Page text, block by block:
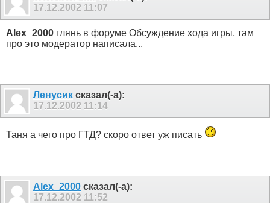
17.12.2002 11:07
Alex_2000 глянь в форуме Обсуждение хода игры, там
про это модератор написала...
Ленусик сказал(-а):
17.12.2002 11:14
Таня а чего про ГТД? скоро ответ уж писать
Alex_2000 сказал(-а):
17.12.2002 11:52